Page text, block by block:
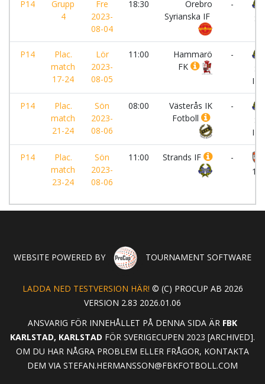
P14
Grupp
4
Fre
2023-
08-04
18:30
Örebro
Syrianska IF
-
P14
Plac.
match
17-24
Lör
2023-
08-05
11:00
Hammarö
FK
-
IF
P14
Plac.
match
21-24
Sön
2023-
08-06
08:00
Västerås IK
Fotboll
-
IF
P14
Plac.
match
23-24
Sön
2023-
08-06
11:00 Strands IF -
WEBSITE POWERED BY TOURNAMENT SOFTWARE
LADDA NED TESTVERSION HÄR! © (C) PROCUP AB 2026
VERSION 2.83 2026.01.06
ANSVARIG FÖR INNEHÅLLET PÅ DENNA SIDA ÄR FBK
KARLSTAD, KARLSTAD FÖR SVERIGECUPEN 2023 [ARCHIVED].
OM DU HAR NÅGRA PROBLEM ELLER FRÅGOR, KONTAKTA
DEM VIA STEFAN.HERMANSSON@FBKFOTBOLL.COM